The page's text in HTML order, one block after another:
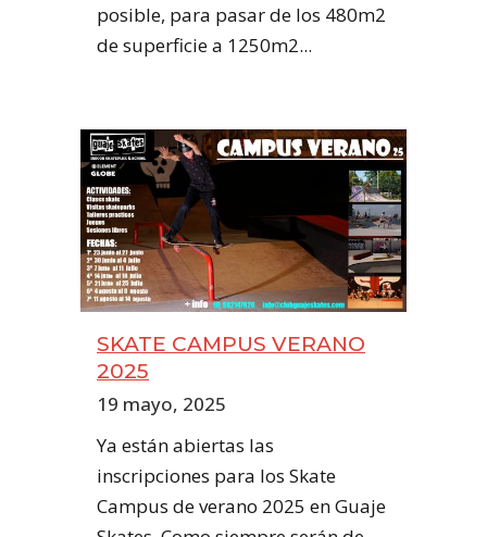
posible, para pasar de los 480m2
de superficie a 1250m2...
SKATE CAMPUS VERANO
2025
19 mayo, 2025
Ya están abiertas las
inscripciones para los Skate
Campus de verano 2025 en Guaje